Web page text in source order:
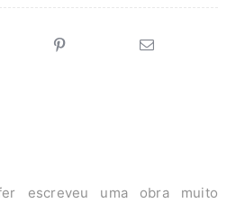
escreveu uma obra muito